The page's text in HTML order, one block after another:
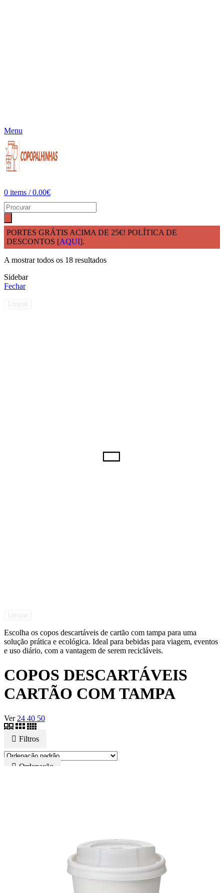
Menu
0 items / 0.00€
PORTES GRÁTIS ACIMA DE 25€! POLÍTICA DE
DESCONTOS [AQUI].
InícioCOPOS DESCARTÁVEIS CARTÃO COM TAMPA
A mostrar todos os 18 resultados
Sidebar
Fechar
Escolha os copos descartáveis de cartão com tampa para uma
solução prática e ecológica. Ideal para bebidas para viagem, eventos
e uso diário, com a vantagem de serem recicláveis.
COPOS DESCARTÁVEIS
CARTÃO COM TAMPA
Ver 24 40 50
Filtros
Ordenação